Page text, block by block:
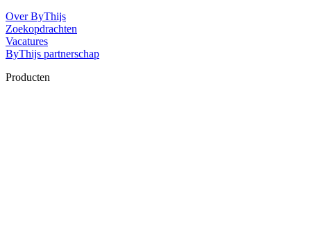
Over ByThijs
Zoekopdrachten
Vacatures
ByThijs partnerschap
Producten